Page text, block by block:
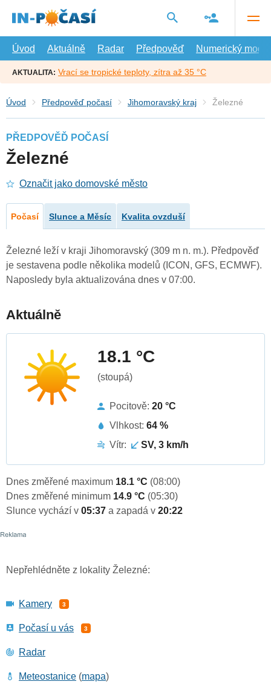
hlavní
Úvod
Aktuálně Radar Předpověď Numerický model
AKTUALITA: Vrací se tropické teploty, zítra až 35 °C
Úvod Předpověď počasí Jihomoravský kraj Železné
PŘEDPOVĚĎ POČASÍ
Železné
Označit jako domovské město
Počasí Slunce a Měsíc Kvalita ovzduší
Železné leží v kraji Jihomoravský (309 m n. m.). Předpověď
je sestavena podle několika modelů (ICON, GFS, ECMWF).
Naposledy byla aktualizována dnes v 07:00.
Aktuálně
18.1 °C
(stoupá)
Pocitově: 20 °C
Vlhkost: 64 %
Vítr:
SV, 3 km/h
Dnes změřené maximum 18.1 °C (08:00)
Dnes změřené minimum 14.9 °C (05:30)
Slunce vychází v 05:37 a zapadá v 20:22
Nepřehlédněte z lokality Železné:
Kamery 3
Počasí u vás 3
Radar
Meteostanice (mapa)